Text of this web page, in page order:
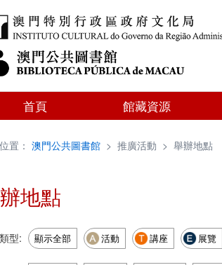
首頁 館藏資源
置： 澳門公共圖書館 > 推廣活動 > 舉辦地點
地點
型: 顯示全部 活動 講座 展覽